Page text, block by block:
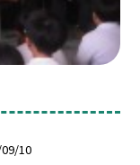
10